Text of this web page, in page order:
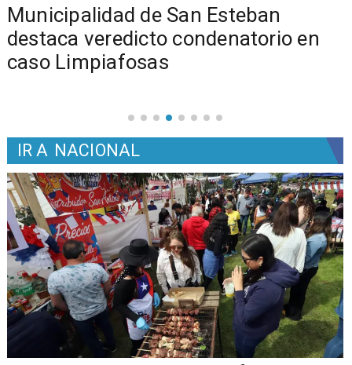
Municipalidad de San Esteban
destaca veredicto condenatorio en
caso Limpiafosas
IR A NACIONAL